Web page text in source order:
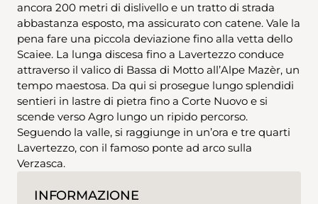
ancora 200 metri di dislivello e un tratto di strada
abbastanza esposto, ma assicurato con catene. Vale la
pena fare una piccola deviazione fino alla vetta dello
Scaiee. La lunga discesa fino a Lavertezzo conduce
attraverso il valico di Bassa di Motto all’Alpe Mazèr, un
tempo maestosa. Da qui si prosegue lungo splendidi
sentieri in lastre di pietra fino a Corte Nuovo e si
scende verso Agro lungo un ripido percorso.
Seguendo la valle, si raggiunge in un’ora e tre quarti
Lavertezzo, con il famoso ponte ad arco sulla
Verzasca.
INFORMAZIONE